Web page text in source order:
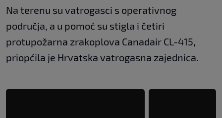
Na terenu su vatrogasci s operativnog
područja, a u pomoć su stigla i četiri
protupožarna zrakoplova Canadair CL-415,
priopćila je Hrvatska vatrogasna zajednica.